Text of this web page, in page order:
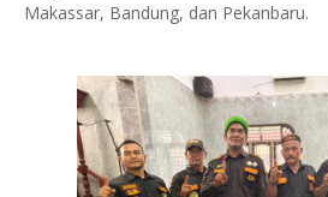
Makassar, Bandung, dan Pekanbaru.